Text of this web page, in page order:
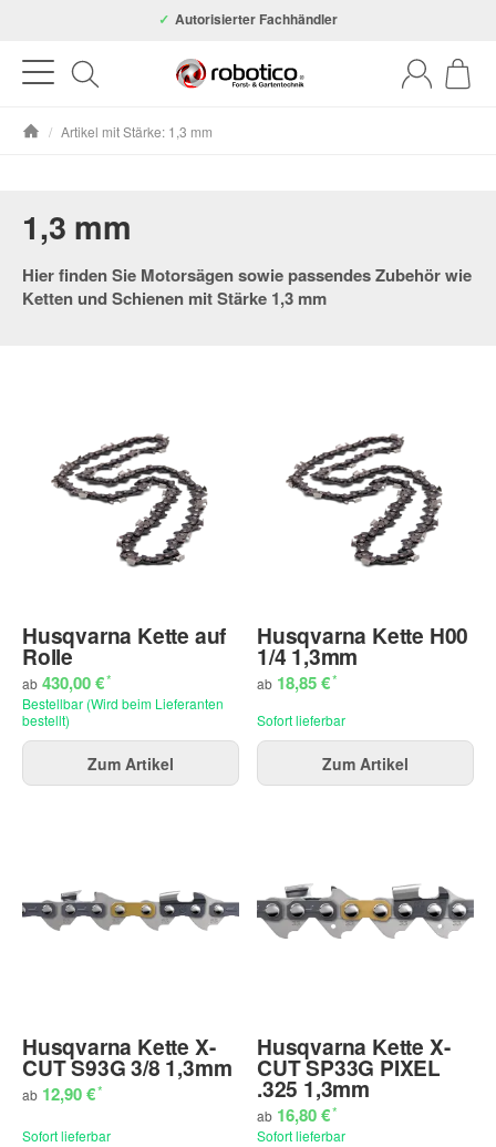
Autorisierter Fachhändler
/ Artikel mit Stärke: 1,3 mm
1,3 mm
Hier finden Sie Motorsägen sowie passendes Zubehör wie
Ketten und Schienen mit Stärke 1,3 mm
Husqvarna Kette auf
Rolle
ab 430,00 €*
Bestellbar (Wird beim Lieferanten
bestellt)
Zum Artikel
Husqvarna Kette H00
1/4 1,3mm
ab 18,85 €*
Sofort lieferbar
Zum Artikel
Husqvarna Kette X-
CUT S93G 3/8 1,3mm
ab 12,90 €*
Sofort lieferbar
Husqvarna Kette X-
CUT SP33G PIXEL
.325 1,3mm
ab 16,80 €*
Sofort lieferbar